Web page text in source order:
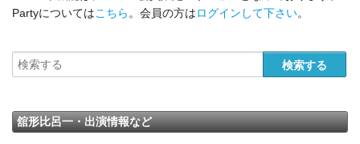
Partyについてはこちら 。会員の方はログインして下さい。
舘形比呂一・出演情報など